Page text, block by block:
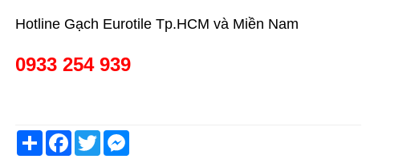
Hotline Gạch Eurotile Tp.HCM và Miền Nam
0933 254 939
ShareFacebook
TwitterMessenger